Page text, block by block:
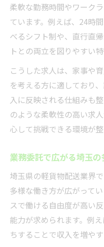
柔軟な勤務時間やワーク
ています。例えば、24時
べるシフト制や、直行直
トとの両立を図りやすい特
こうした求人は、家事や
を考える方に適しており
入に反映される仕組みも
のような柔軟性の高い求
心して挑戦できる環境が
業務委託で広がる埼玉
埼玉県の軽貨物配送業界
多様な働き方が広がって
スで働ける自由度が高い
能力が求められます。例
ちすることで収入を増やす